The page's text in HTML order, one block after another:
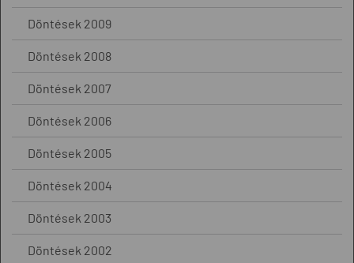
Döntések 2009
Döntések 2008
Döntések 2007
Döntések 2006
Döntések 2005
Döntések 2004
Döntések 2003
Döntések 2002